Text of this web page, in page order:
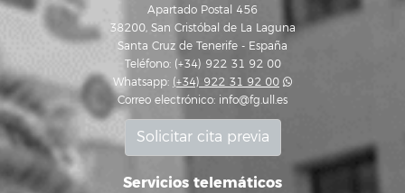
Apartado Postal 456
38200, San Cristóbal de La Laguna
Santa Cruz de Tenerife - España
Teléfono: (+34) 922 31 92 00
Whatsapp: (+34) 922 31 92 00
Correo electrónico: info@fg.ull.es
Solicitar cita previa
Servicios telemáticos